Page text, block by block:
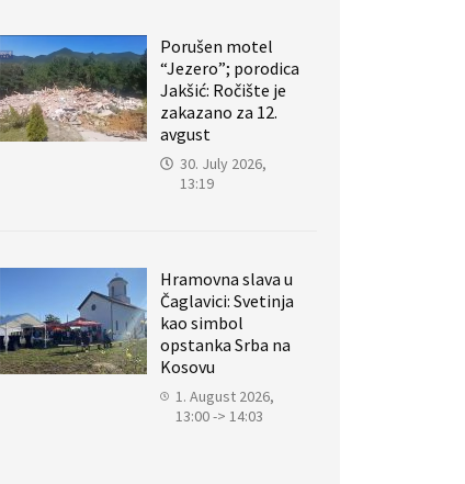
Porušen motel
“Jezero”; porodica
Jakšić: Ročište je
zakazano za 12.
avgust
30. July 2026,
13:19
Hramovna slava u
Čaglavici: Svetinja
kao simbol
opstanka Srba na
Kosovu
1. August 2026,
13:00 -> 14:03